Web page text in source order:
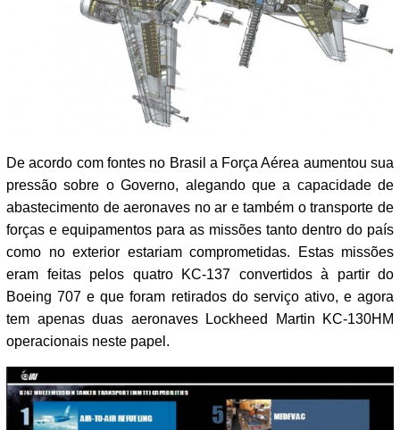
De acordo com fontes no Brasil a Força Aérea aumentou sua
pressão sobre o Governo, alegando que a capacidade de
abastecimento de aeronaves no ar e também o transporte de
forças e equipamentos para as missões tanto dentro do país
como no exterior estariam comprometidas. Estas missões
eram feitas pelos quatro KC-137 convertidos à partir do
Boeing 707 e que foram retirados do serviço ativo, e agora
tem apenas duas aeronaves Lockheed Martin KC-130HM
operacionais neste papel.